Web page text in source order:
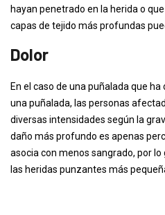
hayan penetrado en la herida o
capas de tejido más profundas
Dolor
En el caso de una puñalada que
una puñalada, las personas
diversas intensidades según la
daño más profundo es apenas
asocia con menos sangrado, por
las heridas punzantes más